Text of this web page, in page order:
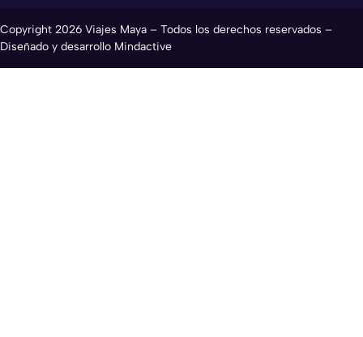
Copyright 2026 Viajes Maya – Todos los derechos reservados –
Diseñado y desarrollo Mindactive